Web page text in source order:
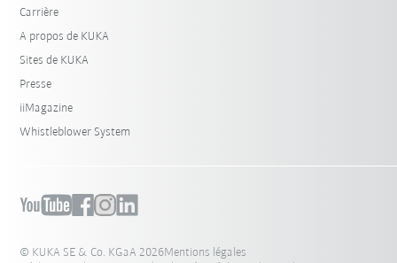
Carrière
A propos de KUKA
Sites de KUKA
Presse
iiMagazine
Whistleblower System
© KUKA SE & Co. KGaA 2026Mentions légales